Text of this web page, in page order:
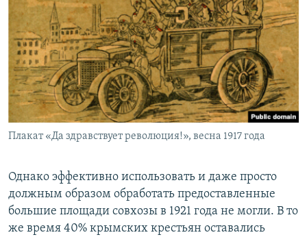
Плакат «Да здравствует революция!», весна 1917 года
Однако эффективно использовать и даже просто
должным образом обработать предоставленные
большие площади совхозы в 1921 года не могли. В то
же время 40% крымских крестьян оставались